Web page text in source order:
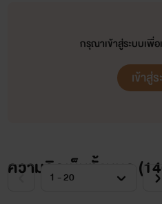
กรุณาเข้าสู่ระบบเพื่
เข้าสู่
ความคิดเห็นทั้งหมด (